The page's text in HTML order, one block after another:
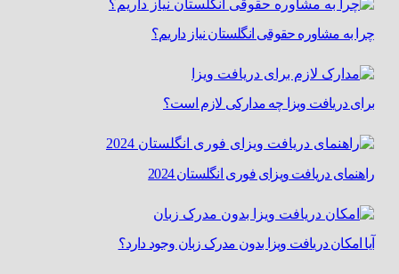
چرا به مشاوره حقوقی انگلستان نیاز داریم؟
برای دریافت ویزا چه مدارکی لازم است؟
راهنمای دریافت ویزای فوری انگلستان 2024
آیا امکان دریافت ویزا بدون مدرک زبان وجود دارد؟